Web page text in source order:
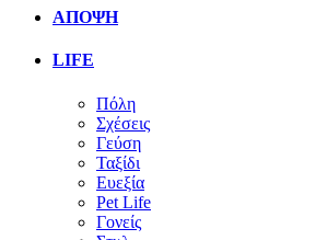
ΑΠΟΨΗ
LIFE
Πόλη
Σχέσεις
Γεύση
Ταξίδι
Ευεξία
Pet Life
Γονείς